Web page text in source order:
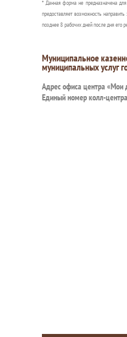
* Данная форма не предназначена
предоставляет возможность
позднее 8 рабочих дней после дня его
Муниципальное
муниципальных услуг
Адрес офиса центра «Мои
Единый номер колл-